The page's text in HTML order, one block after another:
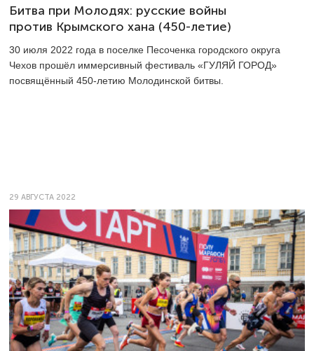
Битва при Молодях: русские войны
против Крымского хана (450-летие)
30 июля 2022 года в поселке Песоченка городского округа
Чехов прошёл иммерсивный фестиваль «ГУЛЯЙ ГОРОД»
посвящённый 450-летию Молодинской битвы.
29 АВГУСТА 2022